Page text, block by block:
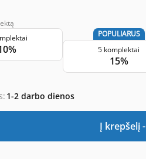
POPULIARUS
5 komplektai
15%
1-2 darbo dienos
Į krepšelį -